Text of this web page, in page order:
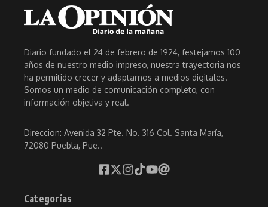
Diario fundado el 24 de febrero de 1924, festejamos 100
años de nuestro medio impreso, nuestra trayectoria nos
ha permitido crecer y adaptarnos a medios digitales.
Somos un medio de comunicación completo, con
información objetiva y real.
Direccion: Avenida 32 Pte. No. 316 Col. Santa María,
72080 Puebla, Pue..
Categorías